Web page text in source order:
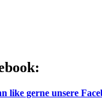
like gerne unsere